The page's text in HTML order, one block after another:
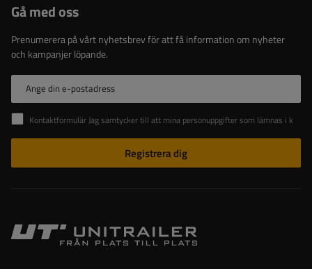
Gå med oss
Prenumerera på vårt nyhetsbrev för att få information om nyheter
och kampanjer löpande.
Ange din e-postadress
Kontaktformulär Jag samtycker till att mina personuppgifter som lämnas i kontaktformuläret behandlas i enlighet med Europaparlamentets och rådets förordning (EU).
Registrera dig